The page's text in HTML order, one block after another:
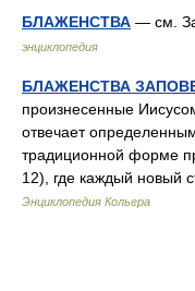
БЛАЖЕНСТВА — см.
энциклопедия
БЛАЖЕНСТВА
произнесенные
отвечает
традиционной форме
12), где каждый новый
Энциклопедия Кольера